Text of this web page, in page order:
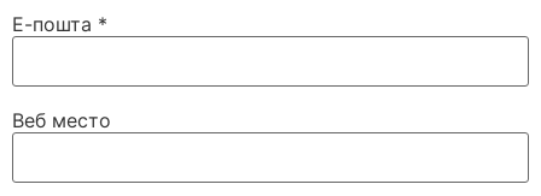
Е-пошта *
Веб место